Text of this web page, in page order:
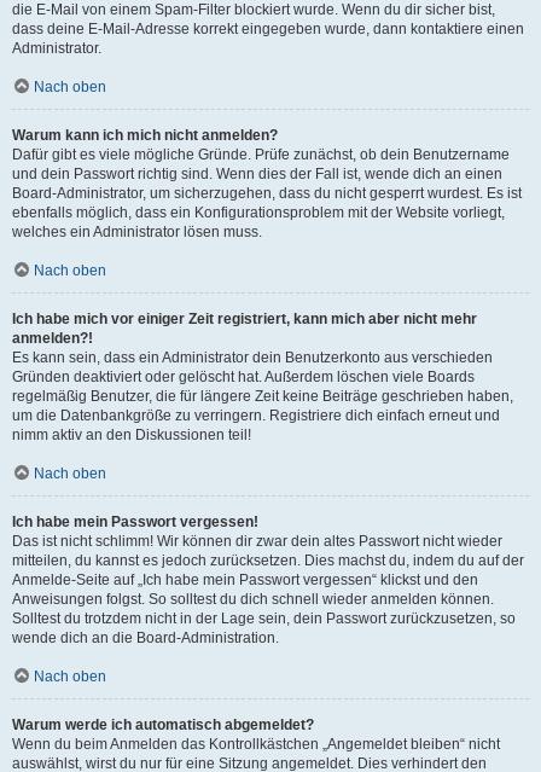
die E-Mail von einem Spam-Filter blockiert wurde. Wenn du dir sicher bist,
dass deine E-Mail-Adresse korrekt eingegeben wurde, dann kontaktiere einen
Administrator.
Nach oben
Warum kann ich mich nicht anmelden?
Dafür gibt es viele mögliche Gründe. Prüfe zunächst, ob dein Benutzername
und dein Passwort richtig sind. Wenn dies der Fall ist, wende dich an einen
Board-Administrator, um sicherzugehen, dass du nicht gesperrt wurdest. Es ist
ebenfalls möglich, dass ein Konfigurationsproblem mit der Website vorliegt,
welches ein Administrator lösen muss.
Nach oben
Ich habe mich vor einiger Zeit registriert, kann mich aber nicht mehr
anmelden?!
Es kann sein, dass ein Administrator dein Benutzerkonto aus verschieden
Gründen deaktiviert oder gelöscht hat. Außerdem löschen viele Boards
regelmäßig Benutzer, die für längere Zeit keine Beiträge geschrieben haben,
um die Datenbankgröße zu verringern. Registriere dich einfach erneut und
nimm aktiv an den Diskussionen teil!
Nach oben
Ich habe mein Passwort vergessen!
Das ist nicht schlimm! Wir können dir zwar dein altes Passwort nicht wieder
mitteilen, du kannst es jedoch zurücksetzen. Dies machst du, indem du auf der
Anmelde-Seite auf „Ich habe mein Passwort vergessen“ klickst und den
Anweisungen folgst. So solltest du dich schnell wieder anmelden können.
Solltest du trotzdem nicht in der Lage sein, dein Passwort zurückzusetzen, so
wende dich an die Board-Administration.
Nach oben
Warum werde ich automatisch abgemeldet?
Wenn du beim Anmelden das Kontrollkästchen „Angemeldet bleiben“ nicht
auswählst, wirst du nur für eine Sitzung angemeldet. Dies verhindert den